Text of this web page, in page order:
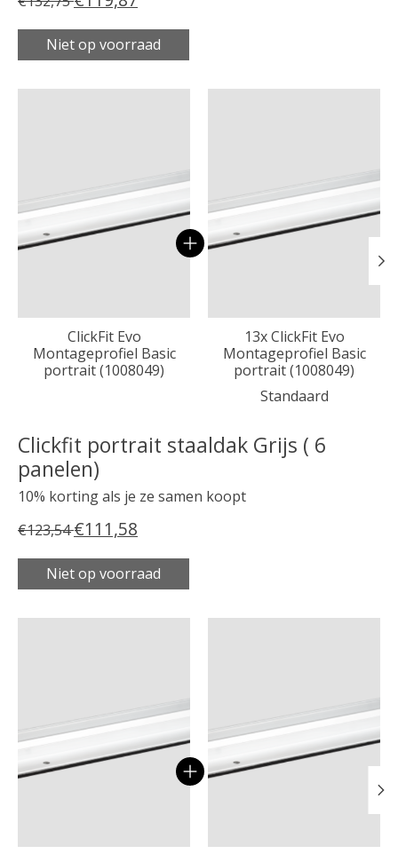
Niet op voorraad
ClickFit Evo
Montageprofiel Basic
portrait (1008049)
13x ClickFit Evo
Montageprofiel Basic
portrait (1008049)
Standaard
Clickfit portrait staaldak Grijs ( 6
panelen)
10% korting als je ze samen koopt
€123,54€111,58
Niet op voorraad